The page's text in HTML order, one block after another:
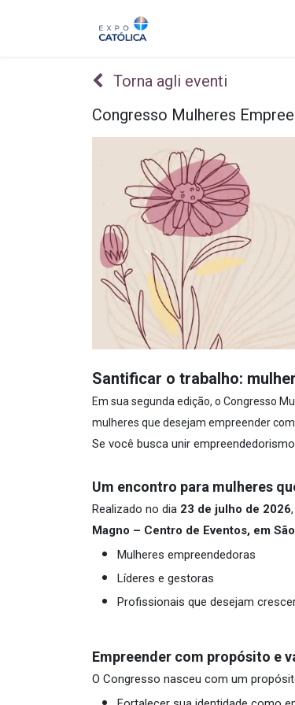
Torna agli eventi
Congresso Mulheres
Santificar o trabalho:
Em sua segunda edição, o Congresso
mulheres que desejam empreender
Se você busca unir
Um encontro para mulheres
Realizado no dia 23 de julho de 2026
Magno – Centro de Eventos, em
Mulheres empreendedoras
Líderes e gestoras
Profissionais que desejam
Empreender com propósito e
O Congresso nasceu com um